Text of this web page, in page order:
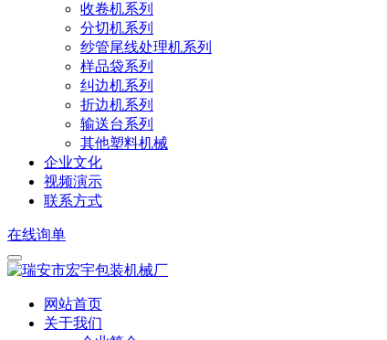
收卷机系列
分切机系列
纱管尾线处理机系列
样品袋系列
纠边机系列
折边机系列
输送台系列
其他塑料机械
企业文化
视频演示
联系方式
在线询单
网站首页
关于我们